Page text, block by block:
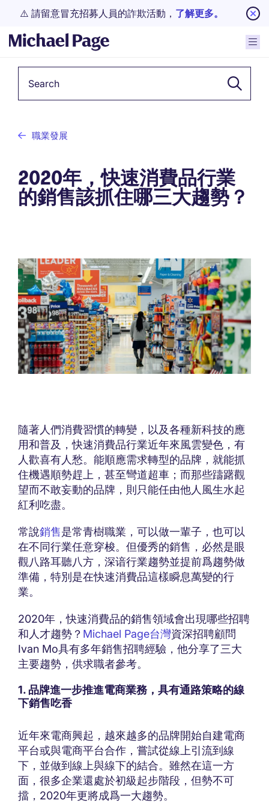
⚠️ 請留意冒充招募人員的詐欺活動， 了解更多。
職業發展
2020年，快速消費品行業
的銷售該抓住哪三大趨勢？
隨著人們消費習慣的轉變，以及各種新科技的應
用和普及，快速消費品行業近年來風雲變色，有
人歡喜有人愁。能順應需求轉型的品牌，就能抓
住機遇順勢趕上，甚至彎道超車；而那些躊躇觀
望而不敢妄動的品牌，則只能任由他人風生水起
紅利吃盡。
常說銷售是常青樹職業，可以做一輩子，也可以
在不同行業任意穿梭。但優秀的銷售，必然是眼
觀八路耳聽八方，深谙行業趨勢並提前爲趨勢做
準備，特別是在快速消費品這樣瞬息萬變的行
業。
2020年，快速消費品的銷售領域會出現哪些招聘
和人才趨勢？ Michael Page台灣資深招聘顧問
Ivan Mo具有多年銷售招聘經驗，他分享了三大
主要趨勢，供求職者參考。
1. 品牌進一步推進電商業務，具有通路策略的線
下銷售吃香
近年來電商興起，越來越多的品牌開始自建電商
平台或與電商平台合作，嘗試從線上引流到線
下，並做到線上與線下的結合。雖然在這一方
面，很多企業還處於初級起步階段，但勢不可
擋，2020年更將成爲一大趨勢。